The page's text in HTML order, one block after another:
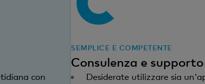
con
SEMPLICE E COMPETENTE
Consulenza e supporto
Desiderate utilizzare sia